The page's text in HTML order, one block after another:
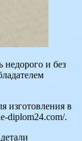
недорого и без
изготовления в
diplom24.com/.